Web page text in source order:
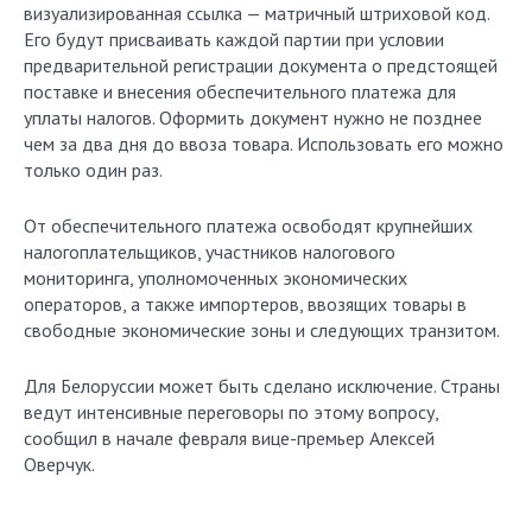
визуализированная ссылка — матричный штриховой код.
Его будут присваивать каждой партии при условии
предварительной регистрации документа о предстоящей
поставке и внесения обеспечительного платежа для
уплаты налогов. Оформить документ нужно не позднее
чем за два дня до ввоза товара. Использовать его можно
только один раз.
От обеспечительного платежа освободят крупнейших
налогоплательщиков, участников налогового
мониторинга, уполномоченных экономических
операторов, а также импортеров, ввозящих товары в
свободные экономические зоны и следующих транзитом.
Для Белоруссии может быть сделано исключение. Страны
ведут интенсивные переговоры по этому вопросу,
сообщил в начале февраля вице-премьер Алексей
Оверчук.